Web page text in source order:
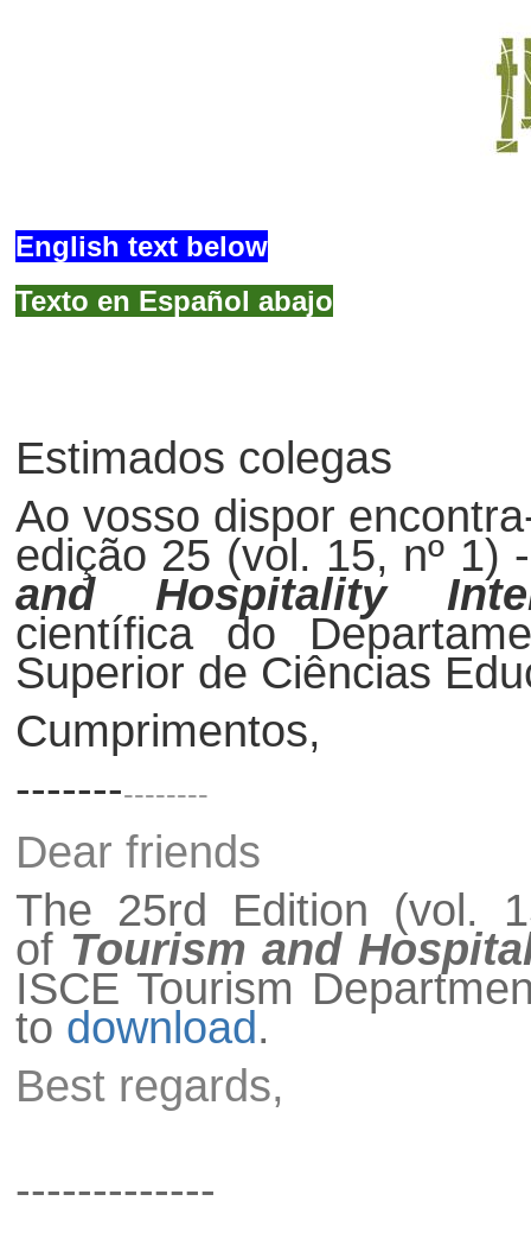
English text below
Texto en Español abajo
Estimados colegas
Ao vosso dispor
edição 25 (vol. 15, nº
and Hospitality
científica do
Superior de Ciências
Cumprimentos,
---------------
Dear friends
The 25rd Edition (vol.
of Tourism and
ISCE Tourism
to download.
Best regards,
-------------